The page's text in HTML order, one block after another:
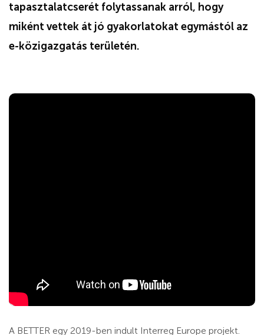
tapasztalatcserét folytassanak arról, hogy
miként vettek át jó gyakorlatokat egymástól az
e-közigazgatás területén.
A BETTER egy 2019-ben indult Interreg Europe projekt.